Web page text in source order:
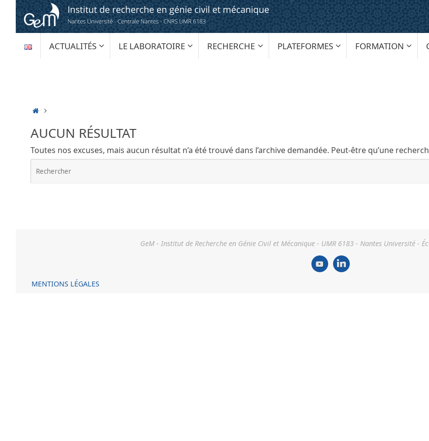
Passer
contenu
AU
CONTENU
ACTUALITÉS LE LABORATOIRE RECHERCHE PLATEFORMES FORMATION
ACCUEIL
AUCUN RÉSULTAT
Toutes nos excuses, mais aucun résultat n’a été trouvé dans l’archive demandée. Peut-être qu’une
GeM - Institut de Recherche en Génie Civil et Mécanique - UMR 6183 - Nantes Université -
MENTIONS LÉGALES